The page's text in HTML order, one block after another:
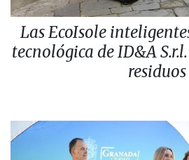
Las EcoIsole
tecnológica de ID&A
residuos